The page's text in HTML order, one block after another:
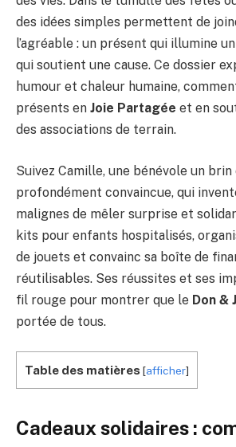
des idées simples permettent de
l’agréable : un présent qui illumine
qui soutient une cause. Ce dossier
humour et chaleur humaine,
présents en Joie Partagée et en
des associations de terrain.
Suivez Camille, une bénévole un
profondément convaincue, qui
malignes de mêler surprise et
kits pour enfants hospitalisés,
de jouets et convainc sa boîte de
réutilisables. Ses réussites et ses
fil rouge pour montrer que le Don &
portée de tous.
Table des matières [afficher]
Cadeaux solidaires :